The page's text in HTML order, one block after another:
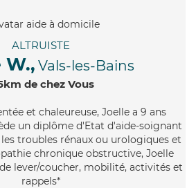
ALTRUISTE
W., Vals-les-Bains
de chez Vous
et chaleureuse, Joelle a 9 ans
un diplôme d'Etat d'aide-soignant
troubles rénaux ou urologiques et
chronique obstructive, Joelle
lever/coucher, mobilité, activités et
rappels*